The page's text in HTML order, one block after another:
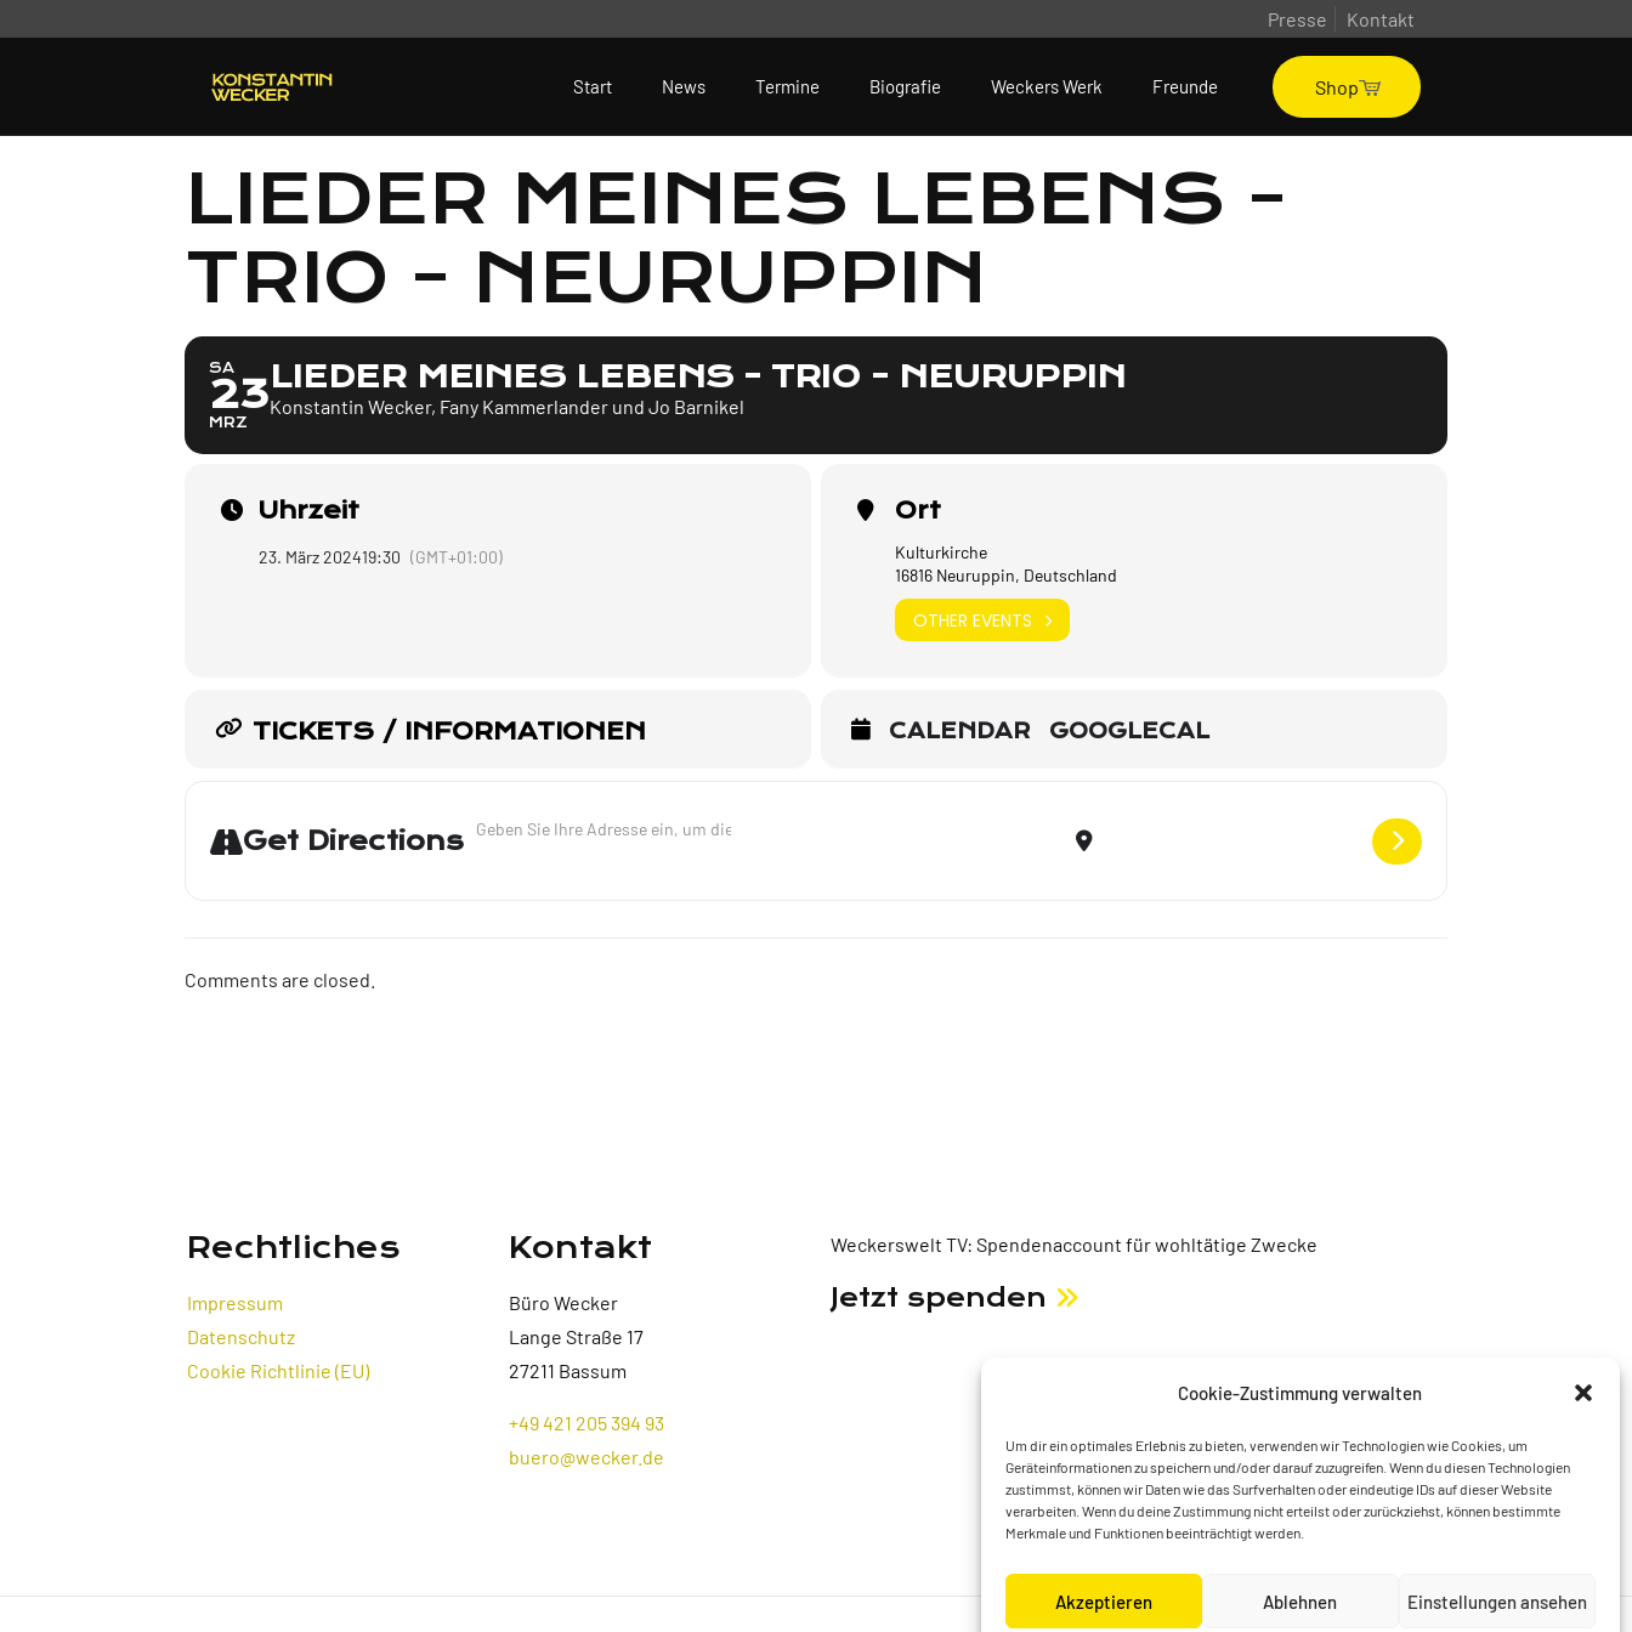
Cookie-Zustimmung verwalten
Um dir ein optimales Erlebnis zu bieten, verwenden wir Technologien wie Cookies, um
Geräteinformationen zu speichern und/oder darauf zuzugreifen. Wenn du diesen Technologien
zustimmst, können wir Daten wie das Surfverhalten oder eindeutige IDs auf dieser Website
verarbeiten. Wenn du deine Zustimmung nicht erteilst oder zurückziehst, können bestimmte
Merkmale und Funktionen beeinträchtigt werden.
Akzeptieren Ablehnen Einstellungen ansehen
Presse Kontakt
Start News Termine Biografie Weckers Werk Freunde Shop
LIEDER MEINES LEBENS -
TRIO - NEURUPPIN
SA
23
MRZ
LIEDER MEINES LEBENS - TRIO - NEURUPPIN
Konstantin Wecker, Fany Kammerlander und Jo Barnikel
Uhrzeit
23. März 202419:30 (GMT+01:00)
Ort
Kulturkirche
16816 Neuruppin, Deutschland
OTHER EVENTS
TICKETS / INFORMATIONEN CALENDAR GOOGLECAL
Get Directions
Address - Lieder meines Lebens - Trio - Neuruppin [AvDn1uy5o] Destination Address - Lieder meines Lebens - Trio - Neuruppin
Comments are closed.
Rechtliches
Impressum
Datenschutz
Cookie Richtlinie (EU)
Kontakt
Büro Wecker
Lange Straße 17
27211 Bassum
+49 421 205 394 93
buero@wecker.de
Weckerswelt TV: Spendenaccount für wohltätige Zwecke
Jetzt spenden